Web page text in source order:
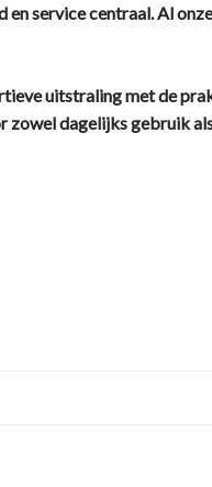
service centraal. Al
uitstraling met de
zowel dagelijks gebruik